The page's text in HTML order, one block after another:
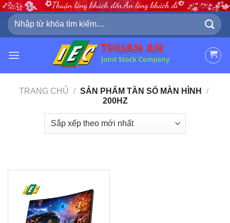
Skip
content
Tìm
kiếm:
TRANG CHỦ / SẢN PHẨM TẦN SỐ MÀN HÌNH
/
200HZ